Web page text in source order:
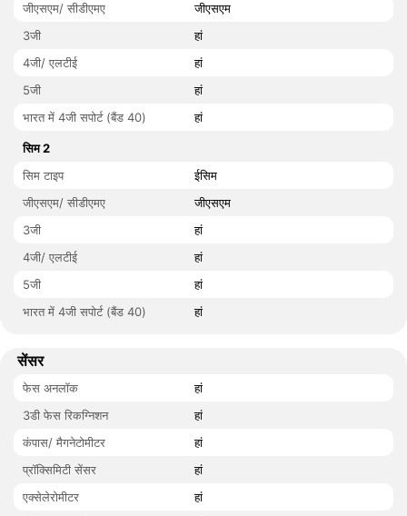
जीएसएम/ सीडीएमए
जीएसएम
3जी
हां
4जी/ एलटीई
हां
5जी
हां
भारत में 4जी सपोर्ट (बैंड 40)
हां
सिम 2
सिम टाइप
ईसिम
जीएसएम/ सीडीएमए
जीएसएम
3जी
हां
4जी/ एलटीई
हां
5जी
हां
भारत में 4जी सपोर्ट (बैंड 40)
हां
सेंसर
फेस अनलॉक
हां
3डी फेस रिकग्निशन
हां
कंपास/ मैगनेटोमीटर
हां
प्रॉक्सिमिटी सेंसर
हां
एक्सेलेरोमीटर
हां